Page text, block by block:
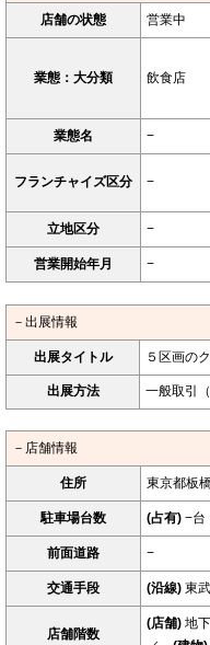
店舗の状態 営業中
業態：大分類 飲食店
業態名 −
フランチャイズ区分 −
立地区分 −
営業開始年月 −
－出展情報
出展タイトル ５区画の
出展方法 一般取引
－店舗情報
住所 東京都板
駐車場台数 (占有) −台
前面道路 −
交通手段 (沿線) 東
店舗階数
(店舗) 地